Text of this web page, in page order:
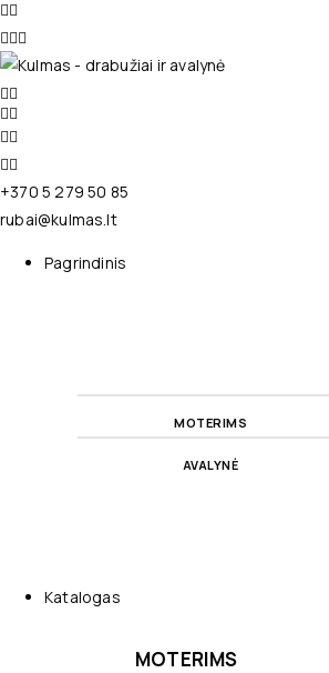
+370 5 279 50 85
rubai@kulmas.lt
Pagrindinis
MOTERIMS
AVALYNĖ
Katalogas
MOTERIMS